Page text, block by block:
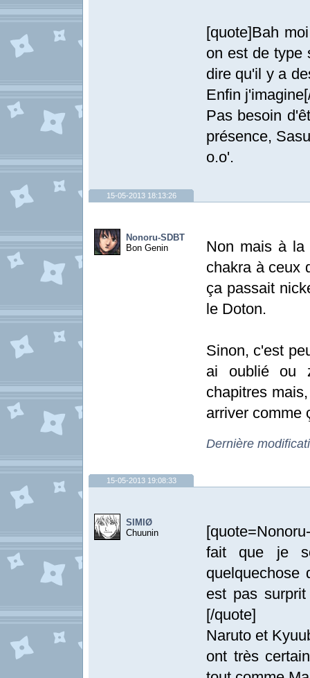
[quote]Bah
on est de type
dire qu'il y a
Enfin
Pas besoin
présence,
o.o'.
15-05-2013 18:13:26
Nonoru-SDBT
Bon Genin
Non mais à la
chakra à ceux
ça passait
le Doton.
Sinon, c'est
ai oublié ou
chapitres
arriver comme
Dernière
15-05-2013 19:08:33
SIMIØ
Chuunin
fait que je
quelquechose
est pas
[/quote]
Naruto et
ont très